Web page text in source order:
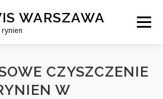
WARSZAWA Menu
NAPRAWA, WYMIANA I
CZYSZCZENIE
W